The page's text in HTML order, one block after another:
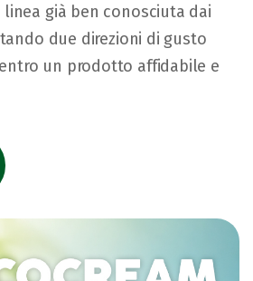
già ben conosciuta dai
due direzioni di gusto
un prodotto affidabile e